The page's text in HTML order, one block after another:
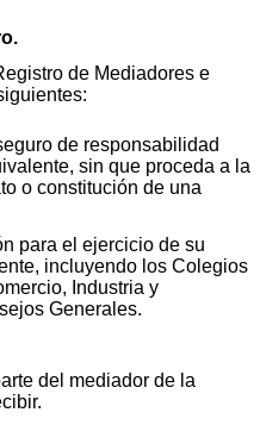
de Mediadores e
de responsabilidad
sin que proceda a la
o constitución de una
para el ejercicio de su
incluyendo los Colegios
Industria y
Generales.
del mediador de la